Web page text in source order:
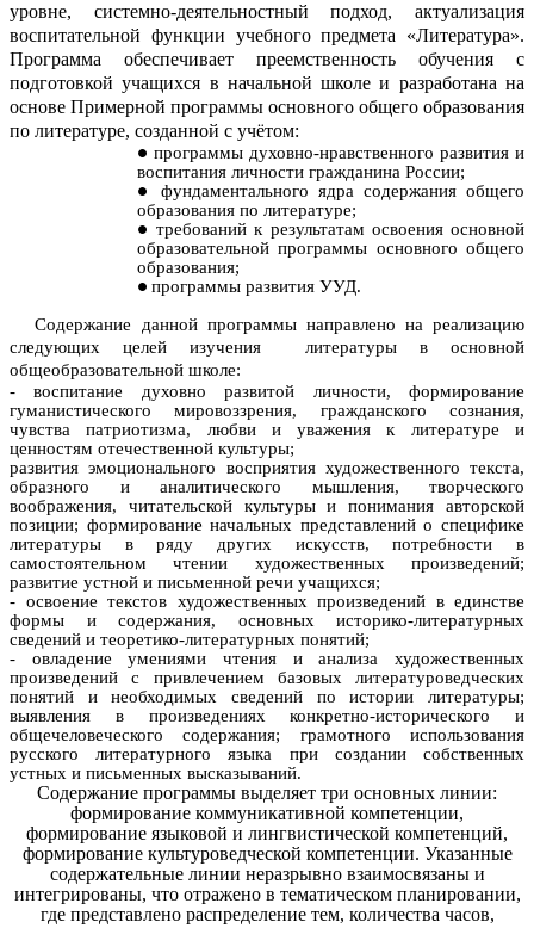
уровне, системно-деятельностный подход, актуализация
воспитательной функции учебного предмета «Литература».
Программа обеспечивает преемственность обучения с
подготовкой учащихся в начальной школе и разработана на
основе Примерной программы основного общего образования
по литературе, созданной с учётом:
программы духовно-нравственного развития и
воспитания личности гражданина России;
фундаментального ядра содержания общего
образования по литературе;
требований к результатам освоения основной
образовательной программы основного общего
образования;
программы развития УУД.
Содержание данной программы направлено на реализацию
следующих целей изучения литературы в основной
общеобразовательной школе:
- воспитание духовно развитой личности, формирование
гуманистического мировоззрения, гражданского сознания,
чувства патриотизма, любви и уважения к литературе и
ценностям отечественной культуры;
развития эмоционального восприятия художественного текста,
образного и аналитического мышления, творческого
воображения, читательской культуры и понимания авторской
позиции; формирование начальных представлений о специфике
литературы в ряду других искусств, потребности в
самостоятельном чтении художественных произведений;
развитие устной и письменной речи учащихся;
- освоение текстов художественных произведений в единстве
формы и содержания, основных историко-литературных
сведений и теоретико-литературных понятий;
- овладение умениями чтения и анализа художественных
произведений с привлечением базовых литературоведческих
понятий и необходимых сведений по истории литературы;
выявления в произведениях конкретно-исторического и
общечеловеческого содержания; грамотного использования
русского литературного языка при создании собственных
устных и письменных высказываний.
Содержание программы выделяет три основных линии:
формирование коммуникативной компетенции,
формирование языковой и лингвистической компетенций,
формирование культуроведческой компетенции. Указанные
содержательные линии неразрывно взаимосвязаны и
интегрированы, что отражено в тематическом планировании,
где представлено распределение тем, количества часов,